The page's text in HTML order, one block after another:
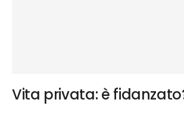
Vita privata: è